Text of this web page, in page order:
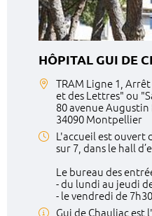
HÔPITAL GUI DE
TRAM Ligne 1,
et des Lettres" ou
80 avenue Augustin
34090 Montpellier
L'accueil est ouvert
sur 7, dans le hall
Le bureau des
- du lundi au jeudi
- le vendredi de
Gui de Chauliac